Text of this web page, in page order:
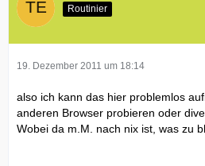
Routinier
19. Dezember 2011 um 18:14
also ich kann das hier problemlos
anderen Browser probieren oder
Wobei da m.M. nach nix ist, was zu